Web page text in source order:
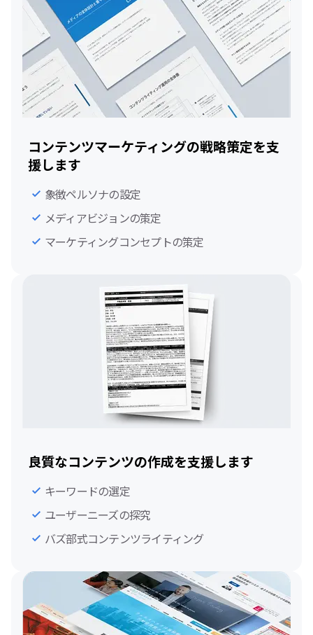
コンテンツマーケティングの戦略策定を支
援します
象徴ペルソナの設定
メディアビジョンの策定
マーケティングコンセプトの策定
良質なコンテンツの作成を支援します
キーワードの選定
ユーザーニーズの探究
バズ部式コンテンツライティング